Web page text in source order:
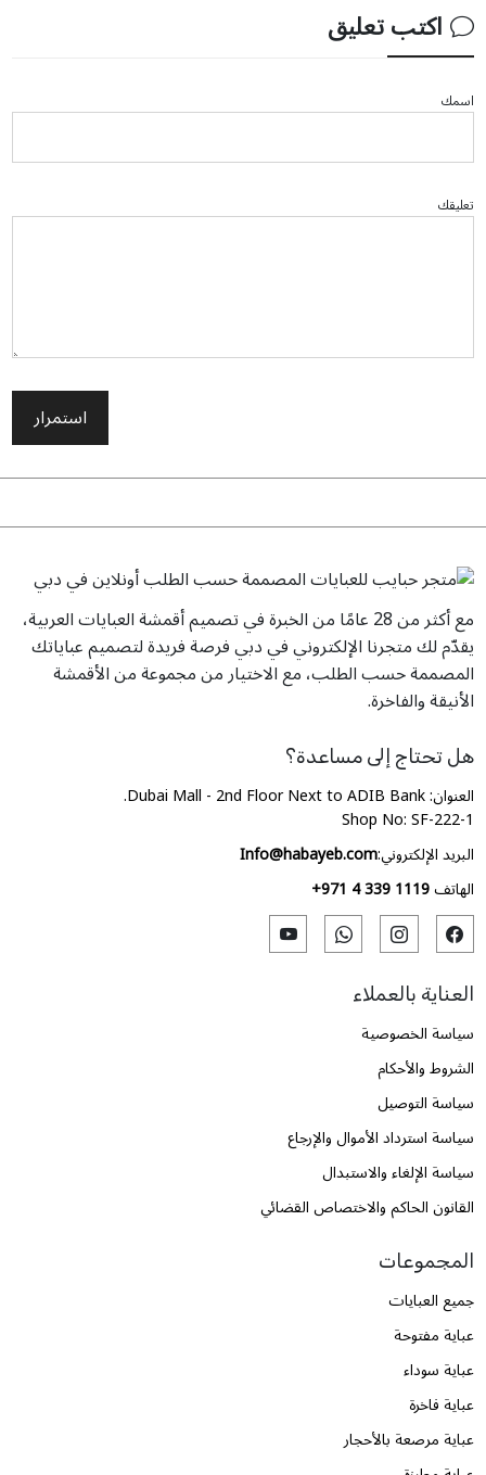
اكتب تعليق
اسمك
تعليقك
استمرار
مع أكثر من 28 عامًا من الخبرة في تصميم أقمشة العبايات العربية،
يقدّم لك متجرنا الإلكتروني في دبي فرصة فريدة لتصميم عباياتك
المصممة حسب الطلب، مع الاختيار من مجموعة من الأقمشة
الأنيقة والفاخرة.
العناية بالعملاء
سياسة الخصوصية
الشروط والأحكام
سياسة التوصيل
سياسة استرداد الأموال والإرجاع
سياسة الإلغاء والاستبدال
القانون الحاكم والاختصاص القضائي
هل تحتاج إلى مساعدة؟
العنوان: Dubai Mall - 2nd Floor Next to ADIB Bank.
Shop No: SF-222-1
البريد الإلكتروني:Info@habayeb.com
الهاتف+971 4 339 1119
المجموعات
جميع العبايات
عباية مفتوحة
عباية سوداء
عباية فاخرة
عباية مرصعة بالأحجار